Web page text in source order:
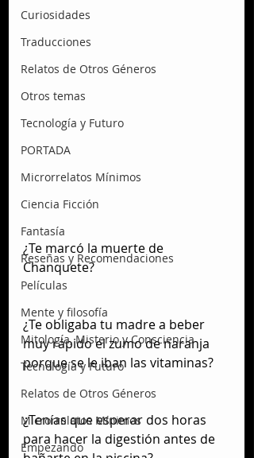
Curiosidades
Traducciones
Relatos de Otros Géneros
Otros temas
Tecnología y Futuro
PORTADA
Microrrelatos Mínimos
Ciencia Ficción
Fantasía
Reseñas y Recomendaciones
Películas
Mente y filosofía
Mitología, Misterio y Consciencia
Tecnología y Futuro
Relatos de Otros Géneros
Microrrelatos Mínimos
Empezando
¿Te marcó la muerte de
Chanquete?
¿Te obligaba tu madre a beber
muy rápido el zumo de naranja
porque se le iban las vitaminas?
¿Tenías que esperar dos horas
para hacer la digestión antes de